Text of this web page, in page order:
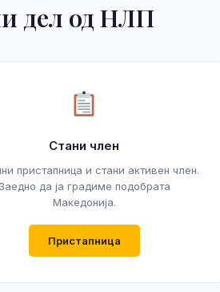
дел од НЛП
Стани член
пристапница и стани активен член.
Заедно да ја градиме подобрата
Македонија.
Пристапница